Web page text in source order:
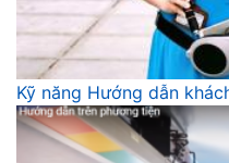
Kỹ năng Hướng dẫn